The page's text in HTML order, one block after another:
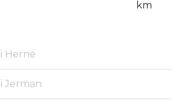
km
Herne
Jerman